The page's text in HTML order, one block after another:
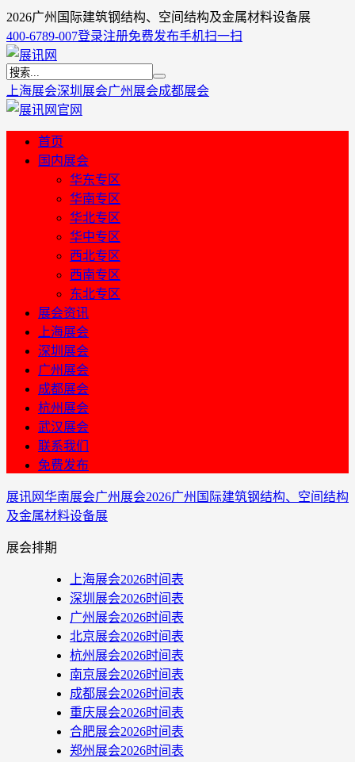
2026广州国际建筑钢结构、空间结构及金属材料设备展
400-6789-007登录注册免费发布手机扫一扫
上海展会深圳展会广州展会成都展会
首页
国内展会
华东专区
华南专区
华北专区
华中专区
西北专区
西南专区
东北专区
展会资讯
上海展会
深圳展会
广州展会
成都展会
杭州展会
武汉展会
联系我们
免费发布
展讯网华南展会广州展会2026广州国际建筑钢结构、空间结构
及金属材料设备展
展会排期
上海展会2026时间表
深圳展会2026时间表
广州展会2026时间表
北京展会2026时间表
杭州展会2026时间表
南京展会2026时间表
成都展会2026时间表
重庆展会2026时间表
合肥展会2026时间表
郑州展会2026时间表